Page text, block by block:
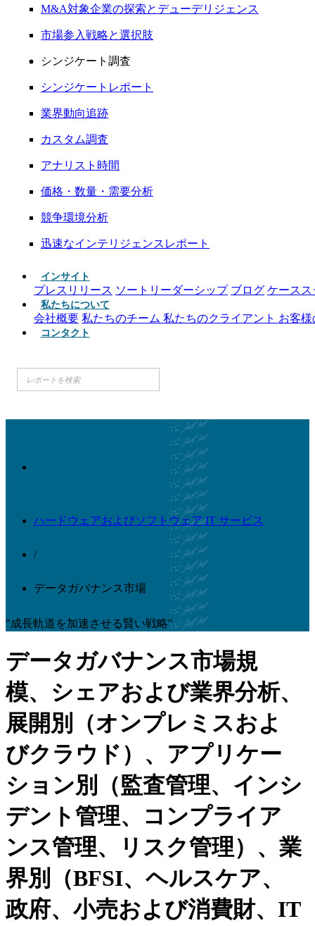
M&A対象企業の探索とデューデリジェンス
市場参入戦略と選択肢
シンジケート調査
シンジケートレポート
業界動向追跡
カスタム調査
アナリスト時間
価格・数量・需要分析
競争環境分析
迅速なインテリジェンスレポート
インサイト
プレスリリース ソートリーダーシップ ブログ ケースス
私たちについて
会社概要 私たちのチーム 私たちのクライアント お客
コンタクト
ハードウェアおよびソフトウェア IT サービス
/
データガバナンス市場
"成長軌道を加速させる賢い戦略"
データガバナンス市場規
模、シェアおよび業界分析、
展開別（オンプレミスおよ
びクラウド）、アプリケー
ション別（監査管理、インシ
デント管理、コンプライア
ンス管理、リスク管理）、業
界別（BFSI、ヘルスケア、
政府、小売および消費財、IT